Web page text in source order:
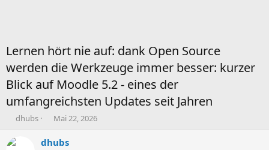
Lernen hört nie auf: dank Open Source
werden die Werkzeuge immer besser: kurzer
Blick auf Moodle 5.2 - eines der
umfangreichsten Updates seit Jahren
T
e
dhubs
B
g
Mai 22, 2026
dhubs